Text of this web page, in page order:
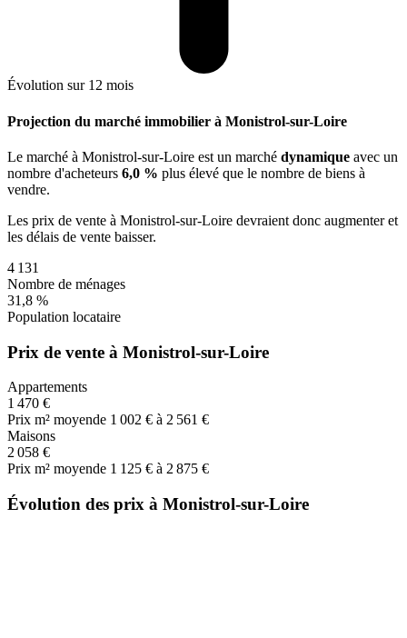
Évolution sur 12 mois
Projection du marché immobilier à Monistrol-sur-Loire
Le marché à Monistrol-sur-Loire est un marché dynamique avec un
nombre d'acheteurs 6,0 % plus élevé que le nombre de biens à
vendre.
Les prix de vente à Monistrol-sur-Loire devraient donc augmenteret
les délais de vente baisser.
4 131
Nombre de ménages
31,8 %
Population locataire
Prix de vente à Monistrol-sur-Loire
Appartements
1 470 €
Prix m² moyende 1 002 € à 2 561 €
Maisons
2 058 €
Prix m² moyende 1 125 € à 2 875 €
Évolution des prix à Monistrol-sur-Loire